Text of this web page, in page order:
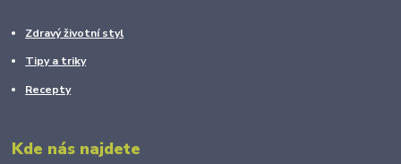
Zdravý životní styl
Tipy a triky
Recepty
Kde nás najdete